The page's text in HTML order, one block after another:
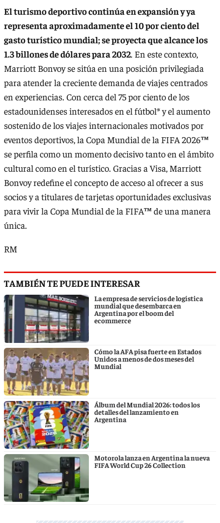
El turismo deportivo continúa en expansión y ya
representa aproximadamente el 10 por ciento del
gasto turístico mundial; se proyecta que alcance los
1.3 billones de dólares para 2032. En este contexto,
Marriott Bonvoy se sitúa en una posición privilegiada
para atender la creciente demanda de viajes centrados
en experiencias. Con cerca del 75 por ciento de los
estadounidenses interesados en el fútbol* y el aumento
sostenido de los viajes internacionales motivados por
eventos deportivos, la Copa Mundial de la FIFA 2026™
se perfila como un momento decisivo tanto en el ámbito
cultural como en el turístico. Gracias a Visa, Marriott
Bonvoy redefine el concepto de acceso al ofrecer a sus
socios y a titulares de tarjetas oportunidades exclusivas
para vivir la Copa Mundial de la FIFA™ de una manera
única.
RM
TAMBIÉN TE PUEDE INTERESAR
La empresa de servicios de logística
mundial que desembarca en
Argentina por el boom del
ecommerce
Cómo la AFA pisa fuerte en Estados
Unidos a menos de dos meses del
Mundial
Álbum del Mundial 2026: todos los
detalles del lanzamiento en
Argentina
Motorola lanza en Argentina la nueva
FIFA World Cup 26 Collection